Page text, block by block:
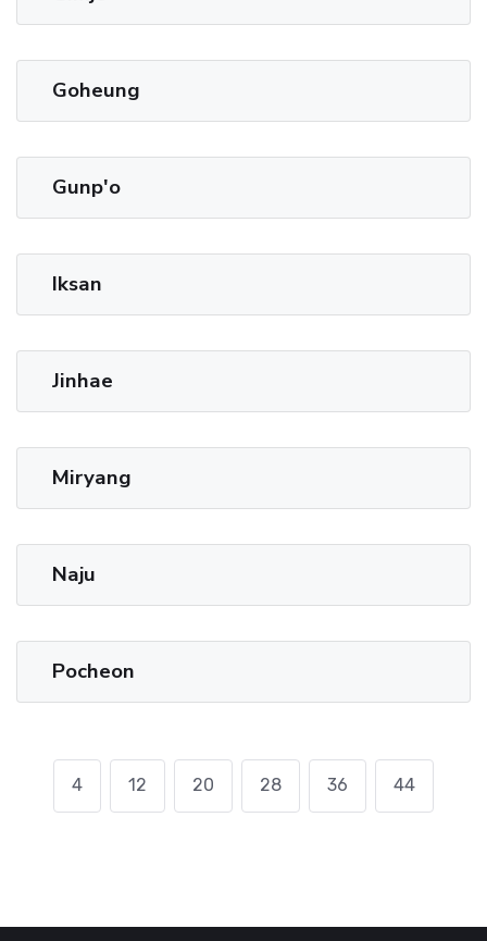
Goheung
Gunp'o
Iksan
Jinhae
Miryang
Naju
Pocheon
4 12 20 28 36 44